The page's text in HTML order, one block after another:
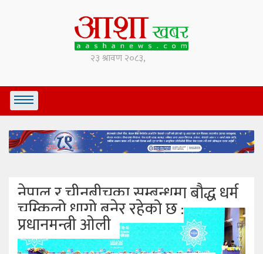
नेपाल र चीनबीचका सम्बन्धमा बौद्ध धर्म
चम्किलो धागो बनेर रहेको छ :
प्रधानमन्त्री ओली